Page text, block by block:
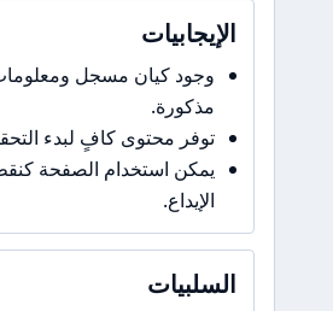
الإيجابيات
وجود كيان مسجل
مذكورة.
توفر محتوى كافٍ لبدء
يمكن استخدام الصفحة
الإيداع.
السلبيات